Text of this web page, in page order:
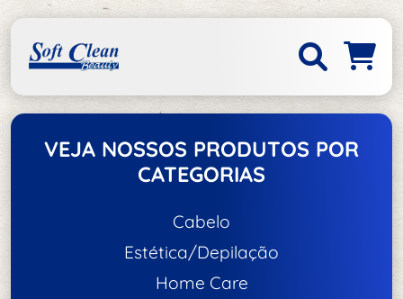
VEJA NOSSOS PRODUTOS POR
CATEGORIAS
Cabelo
Acessórios de Cabelo
Escovas e Pentes
Estética/Depilação
Acessórios de Estética/Depilação
Home Care